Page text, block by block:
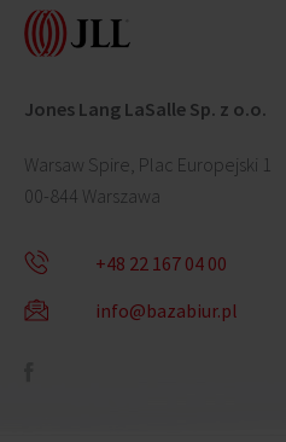
Jones Lang LaSalle Sp. z o.o.
Warsaw Spire, Plac Europejski 1
00-844 Warszawa
+48 22 167 04 00
info@bazabiur.pl